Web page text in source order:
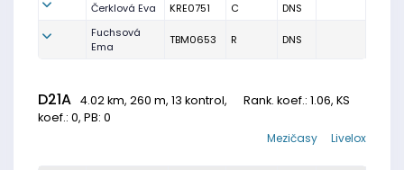
Čerklová Eva KRE0751 C
DNS
Fuchsová
Ema
TBM0653 R DNS
D21A 4.02 km, 260 m, 13 kontrol, Rank. koef.: 1.06, KS
koef.: 0, PB: 0
Livelox
Mezičasy